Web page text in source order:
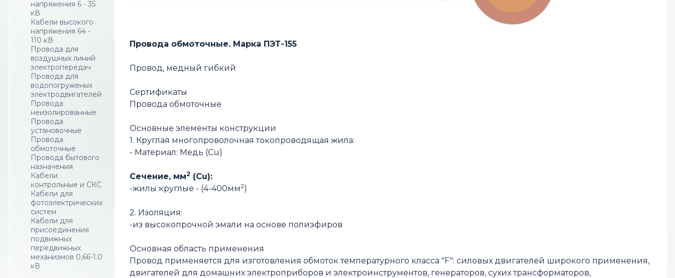
напряжения 6 - 35
кВ
Кабели высокого
напряжения 64 -
110 кВ
Провода для
воздушных линий
электропередач
Провода для
водопогруженых
электродвигателей
Провода
неизолированные
Провода
установочные
Провода
обмоточные
Провода бытового
назначения
Кабели
контрольные и СКС
Кабели для
фотоэлектрических
систем
Кабели для
присоединения
подвижных
передвижных
механизмов 0,66-1.0
кВ
Провода обмоточные. Марка ПЭТ-155
Провод, медный гибкий
Сертификаты
Провода обмоточные
Основные элементы конструкции
1. Круглая многопроволочная токопроводящая жила:
- Материал: Медь (Cu)
Сечение, мм2 (Cu):
-жилы круглые - (4-400мм2)
2. Изоляция:
-из высокопрочной эмали на основе полиэфиров
Основная область применения
Провод примeняeтcя для изготовления обмоток температурного класса "F": силовых двигателей широкого применения,
двигателей для домашних электроприборов и электроинструментов, генераторов, сухих трансформаторов,